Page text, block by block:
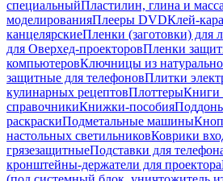
специальныйПластилин, глина и
моделированияПлееры DVDКлей-
канцелярскиеПленки (заготовки) для
для Оверхед-проекторовПленки
компьютеровКлючницы из
защитные для телефоновПлитки
кулинарных рецептовПлоттерыКниги
справочникиКнижки-пособия
раскраскиПодметальные машины
настольных светильниковКоврики
грязезащитныеПодставки для
кронштейны-держатели для проектора